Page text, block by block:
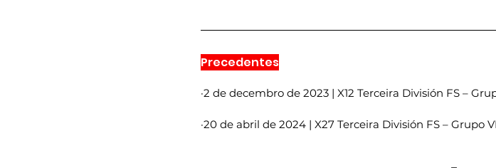
Precedentes
·2 de decembro de 2023 | X12 Terceira División FS –
·20 de abril de 2024 | X27 Terceira División FS – Grupo